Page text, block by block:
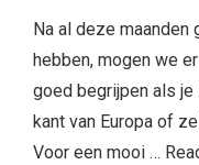
Na al deze
hebben, mogen we
goed begrijpen als je
kant van Europa of
Voor een mooi …